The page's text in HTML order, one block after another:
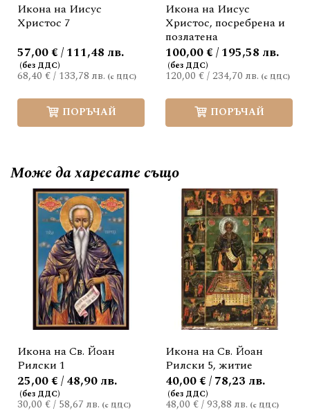
Икона на Иисус
Христос 7
68,40 €/ 133,78 лв.
57,00 € / 111,48 лв.
ПОРЪЧАЙ
Икона на Иисус
Христос, посребрена и
позлатена
120,00 €/234,70 лв.
100,00 € / 195,58 лв.
ПОРЪЧАЙ
Може дахаресате също
Икона на Св. Йоан
Рилски 1
30,00 €/ 58,67 лв.
25,00 € / 48,90 лв.
Икона на Св. Йоан
Рилски 5, житие
48,00 €/93,88 лв.
40,00 € / 78,23 лв.